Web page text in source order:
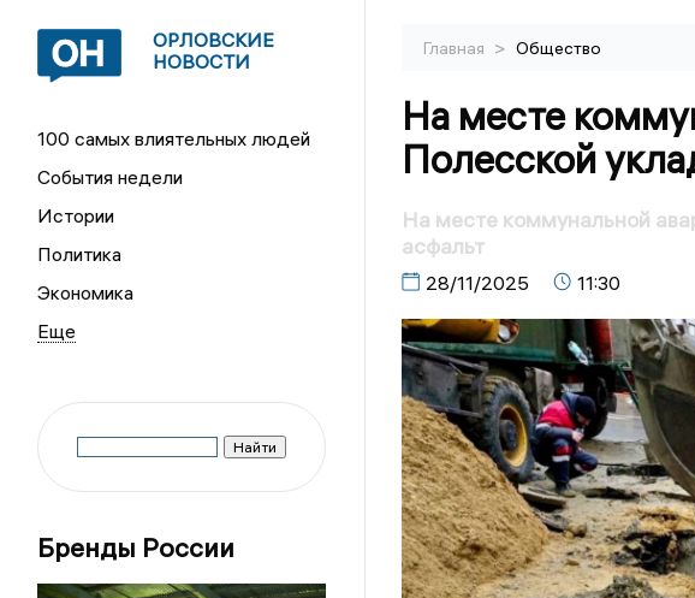
ОРЛОВСКИЕ
НОВОСТИ
100 самых влиятельных людей
События недели
Истории
Политика
Экономика
Бренды России
Главная > Общество
На месте
Полесской
На месте коммунальной
асфальт
28/11/2025 11:30